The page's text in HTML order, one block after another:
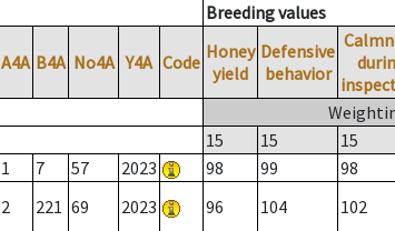
Breeding values
A4A B4A No4A Y4A Code Honey
yield
Defensive
behavior
15
15 15
1 7 57 2023 98 99 98
2 221 69 2023 96 104 102